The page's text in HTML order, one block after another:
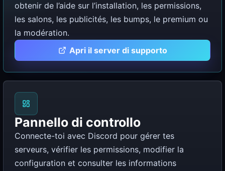
obtenir de l’aide sur l’installation, les permissions,
les salons, les publicités, les bumps, le premium ou
la modération.
Apri il server di supporto
Pannello di controllo
Connecte-toi avec Discord pour gérer tes
serveurs, vérifier les permissions, modifier la
configuration et consulter les informations